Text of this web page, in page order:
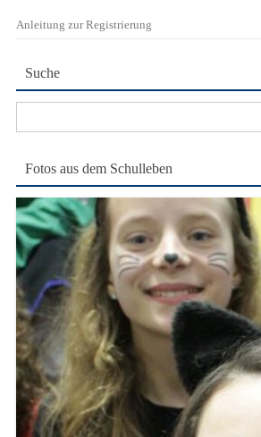
Anleitung zur Registrierung
Suche
nach:
Fotos aus dem Schulleben